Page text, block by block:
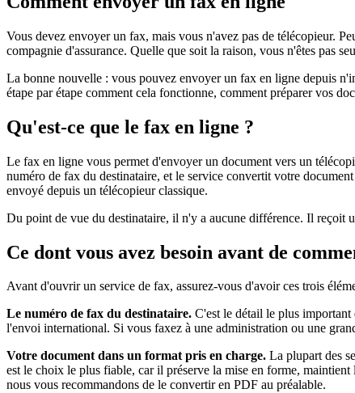
Vous devez envoyer un fax, mais vous n'avez pas de télécopieur.
compagnie d'assurance. Quelle que soit la raison, vous n'êtes pas
La bonne nouvelle : vous pouvez envoyer un fax en ligne depuis
étape par étape comment cela fonctionne, comment préparer vos
Qu'est-ce que le fax en ligne ?
Le fax en ligne vous permet d'envoyer un document vers un
numéro de fax du destinataire, et le service convertit votre
envoyé depuis un télécopieur classique.
Du point de vue du destinataire, il n'y a aucune différence. Il reçoit
Ce dont vous avez besoin avant de
Avant d'ouvrir un service de fax, assurez-vous d'avoir ces trois
Le numéro de fax du destinataire. C'est le détail le plus
l'envoi international. Si vous faxez à une administration ou une
Votre document dans un format pris en charge. La plupart des
est le choix le plus fiable, car il préserve la mise en forme,
nous vous recommandons de le convertir en PDF au préalable.